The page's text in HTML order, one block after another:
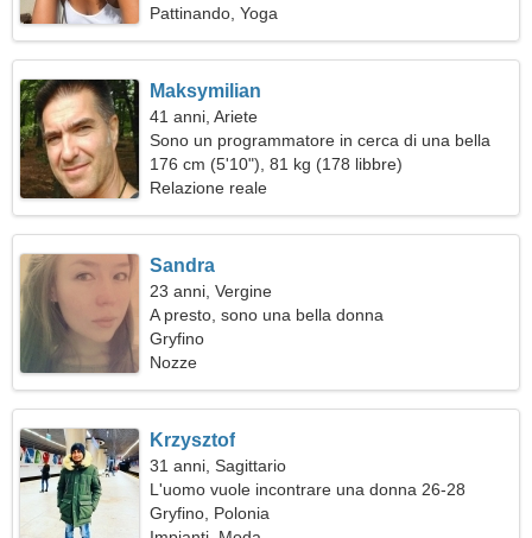
Pattinando, Yoga
Maksymilian
41 anni, Ariete
Sono un programmatore in cerca di una bella
donna
176 cm (5'10"), 81 kg (178 libbre)
Relazione reale
Sandra
23 anni, Vergine
A presto, sono una bella donna
Gryfino
Nozze
Krzysztof
31 anni, Sagittario
L'uomo vuole incontrare una donna 26-28
Gryfino, Polonia